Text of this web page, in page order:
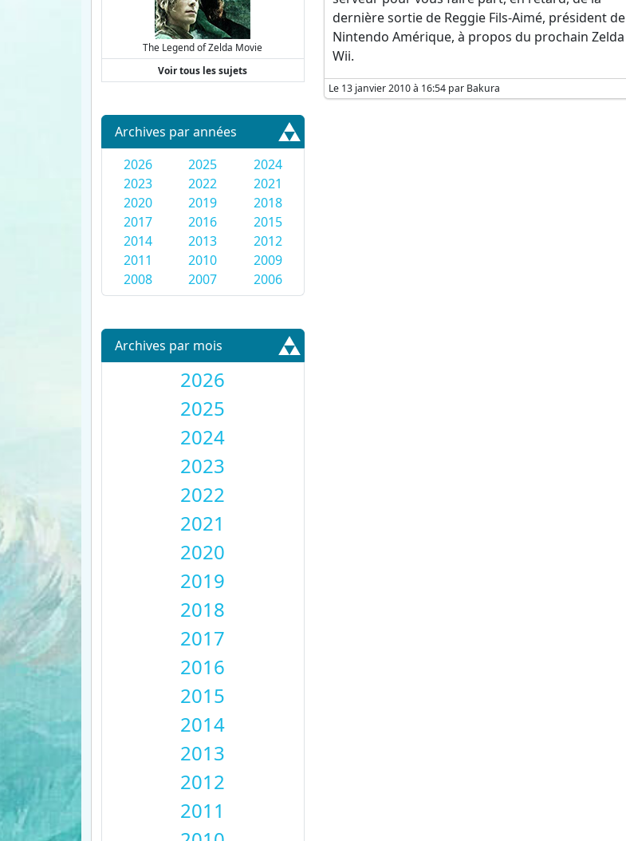
The Legend of Zelda Movie
Voir tous les sujets
Archives par années
2026
2025
2024
2023
2022
2021
2020
2019
2018
2017
2016
2015
2014
2013
2012
2011
2010
2009
2008
2007 2006
Archives par mois
2026
2025
2024
2023
2022
2021
2020
2019
2018
2017
2016
2015
2014
2013
2012
2011
dernière sortie de Reggie Fils-Aimé, président de
Nintendo Amérique, à propos du prochain Zelda
Wii.
Le 13 janvier 2010 à 16:54 par Bakura